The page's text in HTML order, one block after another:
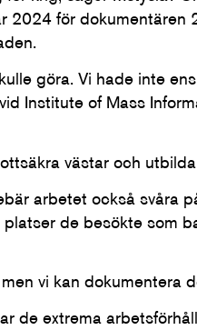
2024 för dokumentären
göra. Vi hade inte
Institute of Mass
västar och
arbetet också svåra
de besökte som
vi kan dokumentera
de extrema